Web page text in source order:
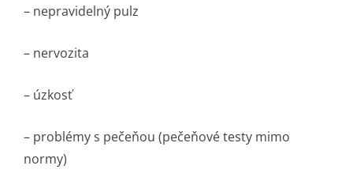
– nepravidelný pulz
– nervozita
– úzkosť
– problémy s pečeňou (pečeňové testy mimo
normy)